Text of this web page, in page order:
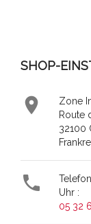
SHOP-

Zone
Route
32100

Uhr :
05 32